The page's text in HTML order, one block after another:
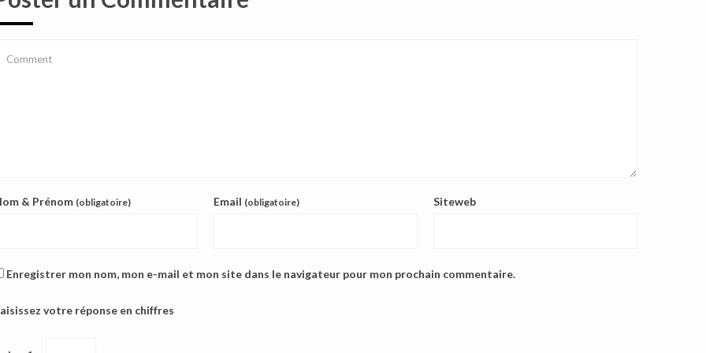
& Prénom (obligatoire) Email (obligatoire) Siteweb
Enregistrer mon nom, mon e-mail et mon site dans le navigateur pour mon prochain commentaire.
votre réponse en chiffres